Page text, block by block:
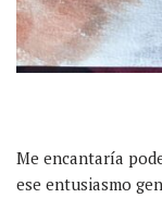
Me encantaría
ese entusiasmo